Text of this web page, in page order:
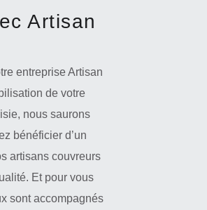
Artisan
entreprise Artisan
de votre
nous saurons
bénéficier d’un
artisans couvreurs
Et pour vous
sont accompagnés